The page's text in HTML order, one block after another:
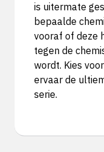
is uitermate
bepaalde
vooraf of deze
tegen de
wordt. Kies
ervaar de
serie.